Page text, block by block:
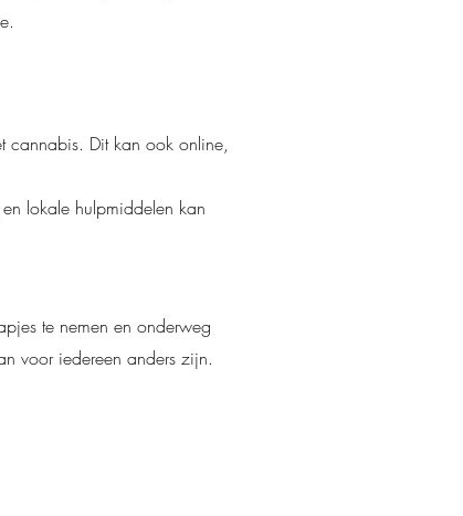
cannabis. Dit kan ook online,
lokale hulpmiddelen kan
te nemen en onderweg
voor iedereen anders zijn.